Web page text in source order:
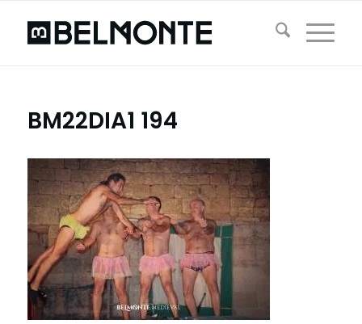
BM22DIA1 194